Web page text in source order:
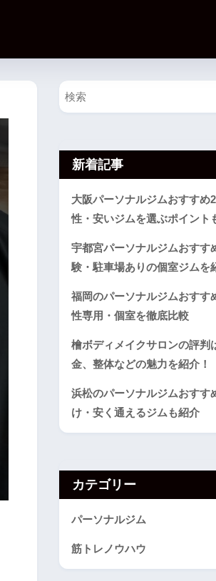
新着記事
大阪パーソナルジムおすすめ
性・安いジムを選ぶポイント
宇都宮パーソナルジムおすす
験・駐車場ありの個室ジムを
福岡のパーソナルジムおすす
性専用・個室を徹底比較
檜ボディメイクサロンの評判
金、整体などの魅力を紹介！
浜松のパーソナルジムおすす
け・安く通えるジムも紹介
カテゴリー
パーソナルジム
筋トレノウハウ